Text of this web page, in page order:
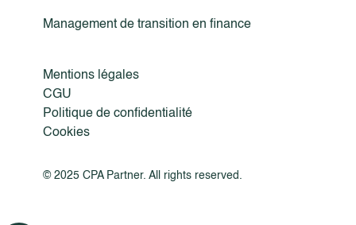
Management de transition en finance
© 2025 CPA Partner. All rights reserved.
Mentions légales
CGU
Politique de confidentialité
Cookies